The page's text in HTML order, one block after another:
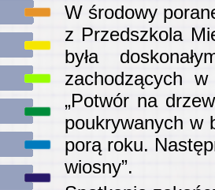
W środowy
z Przedszkola
była
zachodzących
„Potwór na
poukrywanych w
porą roku.
wiosny”.